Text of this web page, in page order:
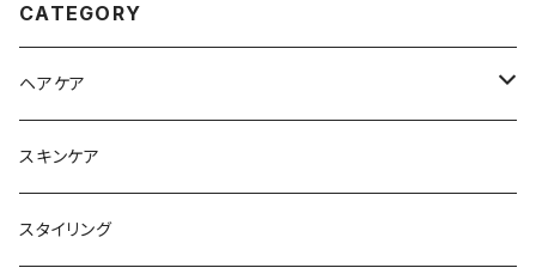
CATEGORY
ヘアケア
シャンプー
トリートメント
スキンケア
スタイリング